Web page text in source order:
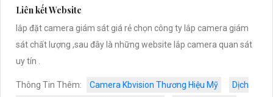
Liên kết Website
lắp đặt camera giám sát giá rẻ chọn công ty lắp camera giám
sát chất lượng ,sau đây là những website lắp camera quan sát
uy tín .
Thông Tin Thêm: Camera Kbvision Thương Hiệu Mỹ
Dịch